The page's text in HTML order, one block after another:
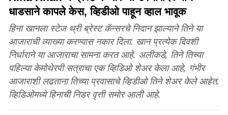
धाडसाने कापले केस, व्हिडीओ पाहून व्हाल भावूक
हिना खानला स्टेज थ्री ब्रेस्ट कॅन्सरचे निदान झाल्याने तिने या
आजाराची व्याख्या करण्यास नकार दिला. खान प्रत्येक दिवशी
निर्धाराने या आजाराचा सामना करत आहे. अलीकडे, तिने तिच्या
पहिल्या केमोथेरपी सत्राचा एक व्हिडिओ शेअर केला आहे, गंभीर
आजाराशी लढताना तिच्या प्रवासाचे व्हिडीओ तिने शेअर केले आहेत.
व्हिडिओमध्ये हिनाची निडर वृत्ती समोर आली आहे.